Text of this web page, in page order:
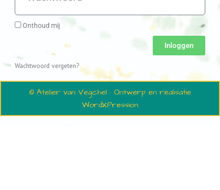
Onthoud mij
Inloggen
Wachtwoord vergeten?
© Atelier van Vegchel · Ontwerp en realisatie
WordXPression